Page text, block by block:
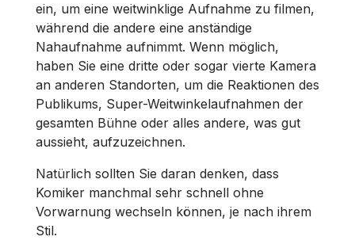
ein, um eine weitwinklige Aufnahme zu filmen,
während die andere eine anständige
Nahaufnahme aufnimmt. Wenn möglich,
haben Sie eine dritte oder sogar vierte Kamera
an anderen Standorten, um die Reaktionen des
Publikums, Super-Weitwinkelaufnahmen der
gesamten Bühne oder alles andere, was gut
aussieht, aufzuzeichnen.
Natürlich sollten Sie daran denken, dass
Komiker manchmal sehr schnell ohne
Vorwarnung wechseln können, je nach ihrem
Stil.